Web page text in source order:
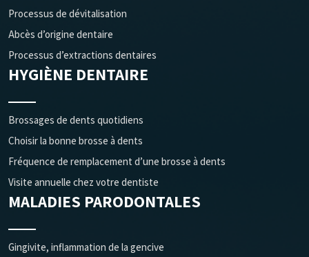
Processus de dévitalisation
Abcès d’origine dentaire
Processus d’extractions dentaires
HYGIÈNE DENTAIRE
Brossages de dents quotidiens
Choisir la bonne brosse à dents
Fréquence de remplacement d’une brosse à dents
Visite annuelle chez votre dentiste
MALADIES PARODONTALES
Gingivite, inflammation de la gencive